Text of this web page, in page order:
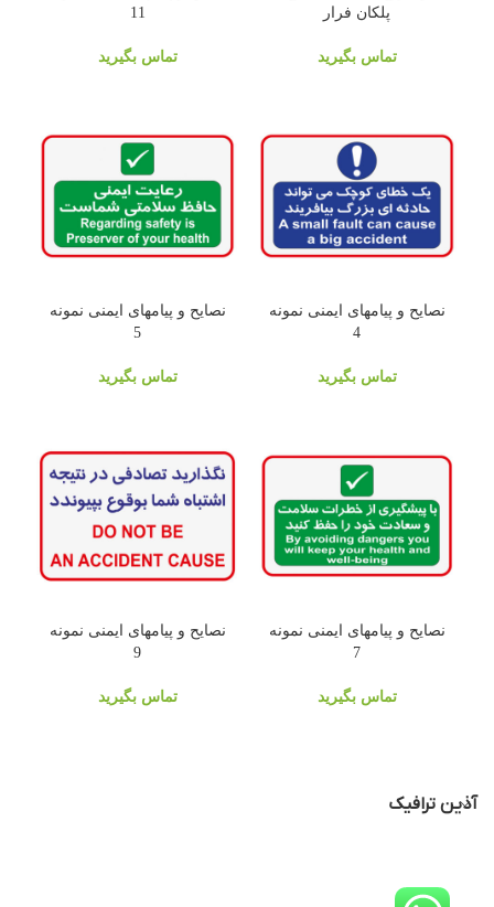
پلکان فرار
تماس بگیرید
11
تماس بگیرید
نصایح و پیامهای ایمنی نمونه
4
تماس بگیرید
نصایح و پیامهای ایمنی نمونه
5
تماس بگیرید
نصایح و پیامهای ایمنی نمونه
7
تماس بگیرید
نصایح و پیامهای ایمنی نمونه
9
تماس بگیرید
آذین ترافیک